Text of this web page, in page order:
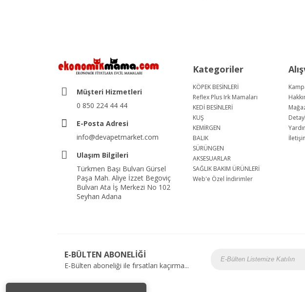
Müşteri Hizmetleri
0 850 224 44 44
E-Posta Adresi
info@devapetmarket.com
Ulaşım Bilgileri
Türkmen Başı Bulvarı Gürsel
Paşa Mah. Aliye İzzet Begoviç
Bulvarı Ata İş Merkezi No 102
Seyhan Adana
Kategoriler
KÖPEK BESİNLERİ
Reflex Plus Irk Mamaları
KEDİ BESİNLERİ
KUŞ
KEMİRGEN
BALIK
SÜRÜNGEN
AKSESUARLAR
SAĞLIK BAKIM ÜRÜNLERİ
Web'e Özel İndirimler
E-BÜLTEN ABONELİĞİ
E-Bülten aboneliği ile fırsatları kaçırma...